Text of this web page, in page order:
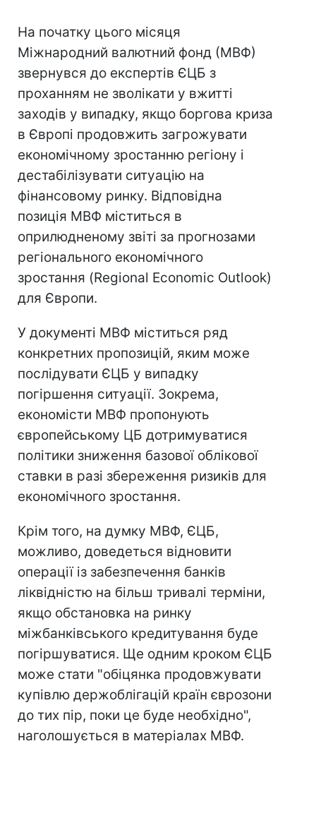
На початку цього місяця
Міжнародний валютний фонд (МВФ)
звернувся до експертів ЄЦБ з
проханням не зволікати у вжитті
заходів у випадку, якщо боргова криза
в Європі продовжить загрожувати
економічному зростанню регіону і
дестабілізувати ситуацію на
фінансовому ринку. Відповідна
позиція МВФ міститься в
оприлюдненому звіті за прогнозами
регіонального економічного
зростання (Regional Economic Outlook)
для Європи.
У документі МВФ міститься ряд
конкретних пропозицій, яким може
послідувати ЄЦБ у випадку
погіршення ситуації. Зокрема,
економісти МВФ пропонують
європейському ЦБ дотримуватися
політики зниження базової облікової
ставки в разі збереження ризиків для
економічного зростання.
Крім того, на думку МВФ, ЄЦБ,
можливо, доведеться відновити
операції із забезпечення банків
ліквідністю на більш тривалі терміни,
якщо обстановка на ринку
міжбанківського кредитування буде
погіршуватися. Ще одним кроком ЄЦБ
може стати "обіцянка продовжувати
купівлю держоблігацій країн єврозони
до тих пір, поки це буде необхідно",
наголошується в матеріалах МВФ.